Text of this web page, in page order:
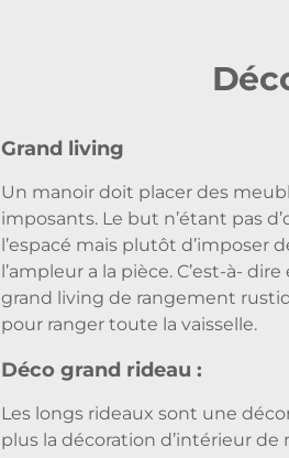
Grand living
Un manoir doit placer des
imposants. Le but n’étant pas
l’espacé mais plutôt d’imposer
l’ampleur a la pièce. C’est-à-
grand living de rangement
pour ranger toute la vaisselle.
Déco grand rideau :
Les longs rideaux sont une
plus la décoration d’intérieur de